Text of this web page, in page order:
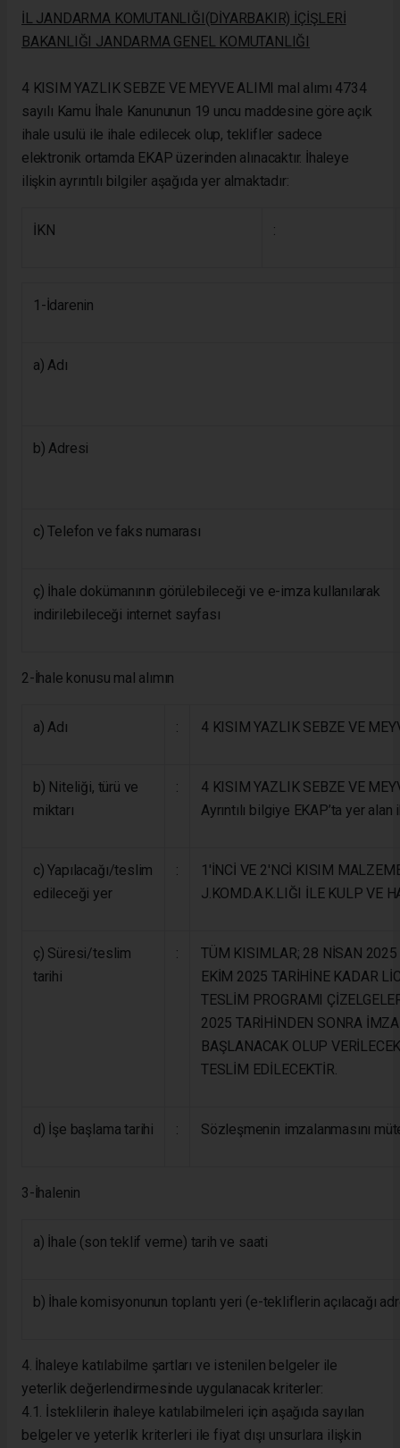
İL JANDARMA KOMUTANLIĞI(DİYARBAKIR) İÇİŞLERİ
BAKANLIĞI JANDARMA GENEL KOMUTANLIĞI
4 KISIM YAZLIK SEBZE VE MEYVE ALIMI mal alımı 4734
sayılı Kamu İhale Kanununun 19 uncu maddesine göre açık
ihale usulü ile ihale edilecek olup, teklifler sadece
elektronik ortamda EKAP üzerinden alınacaktır. İhaleye
ilişkin ayrıntılı bilgiler aşağıda yer almaktadır:
İKN :
1-İdarenin
a) Adı
b) Adresi
c) Telefon ve faks numarası
ç) İhale dokümanının görülebileceği ve e-imza kullanılarak
indirilebileceği internet sayfası
2-İhale konusu mal alımın
a) Adı : 4 KISIM YAZLIK SEBZE VE
b) Niteliği, türü ve
miktarı
:
4 KISIM YAZLIK SEBZE VE
Ayrıntılı bilgiye EKAP’ta yer
c) Yapılacağı/teslim
edileceği yer
:
1'İNCİ VE 2'NCİ KISIM
J.KOMD.A.K.LIĞI İLE KULP VE
ç) Süresi/teslim
tarihi
:
TÜM KISIMLAR; 28 NİSAN 2025
EKİM 2025 TARİHİNE KADAR
TESLİM PROGRAMI
2025 TARİHİNDEN SONRA
BAŞLANACAK OLUP
TESLİM EDİLECEKTİR.
d) İşe başlama tarihi : Sözleşmenin imzalanmasını
3-İhalenin
a) İhale (son teklif verme) tarih ve saati
b) İhale komisyonunun toplantı yeri (e-tekliflerin açılacağı
4. İhaleye katılabilme şartları ve istenilen belgeler ile
yeterlik değerlendirmesinde uygulanacak kriterler:
4.1. İsteklilerin ihaleye katılabilmeleri için aşağıda sayılan
belgeler ve yeterlik kriterleri ile fiyat dışı unsurlara ilişkin